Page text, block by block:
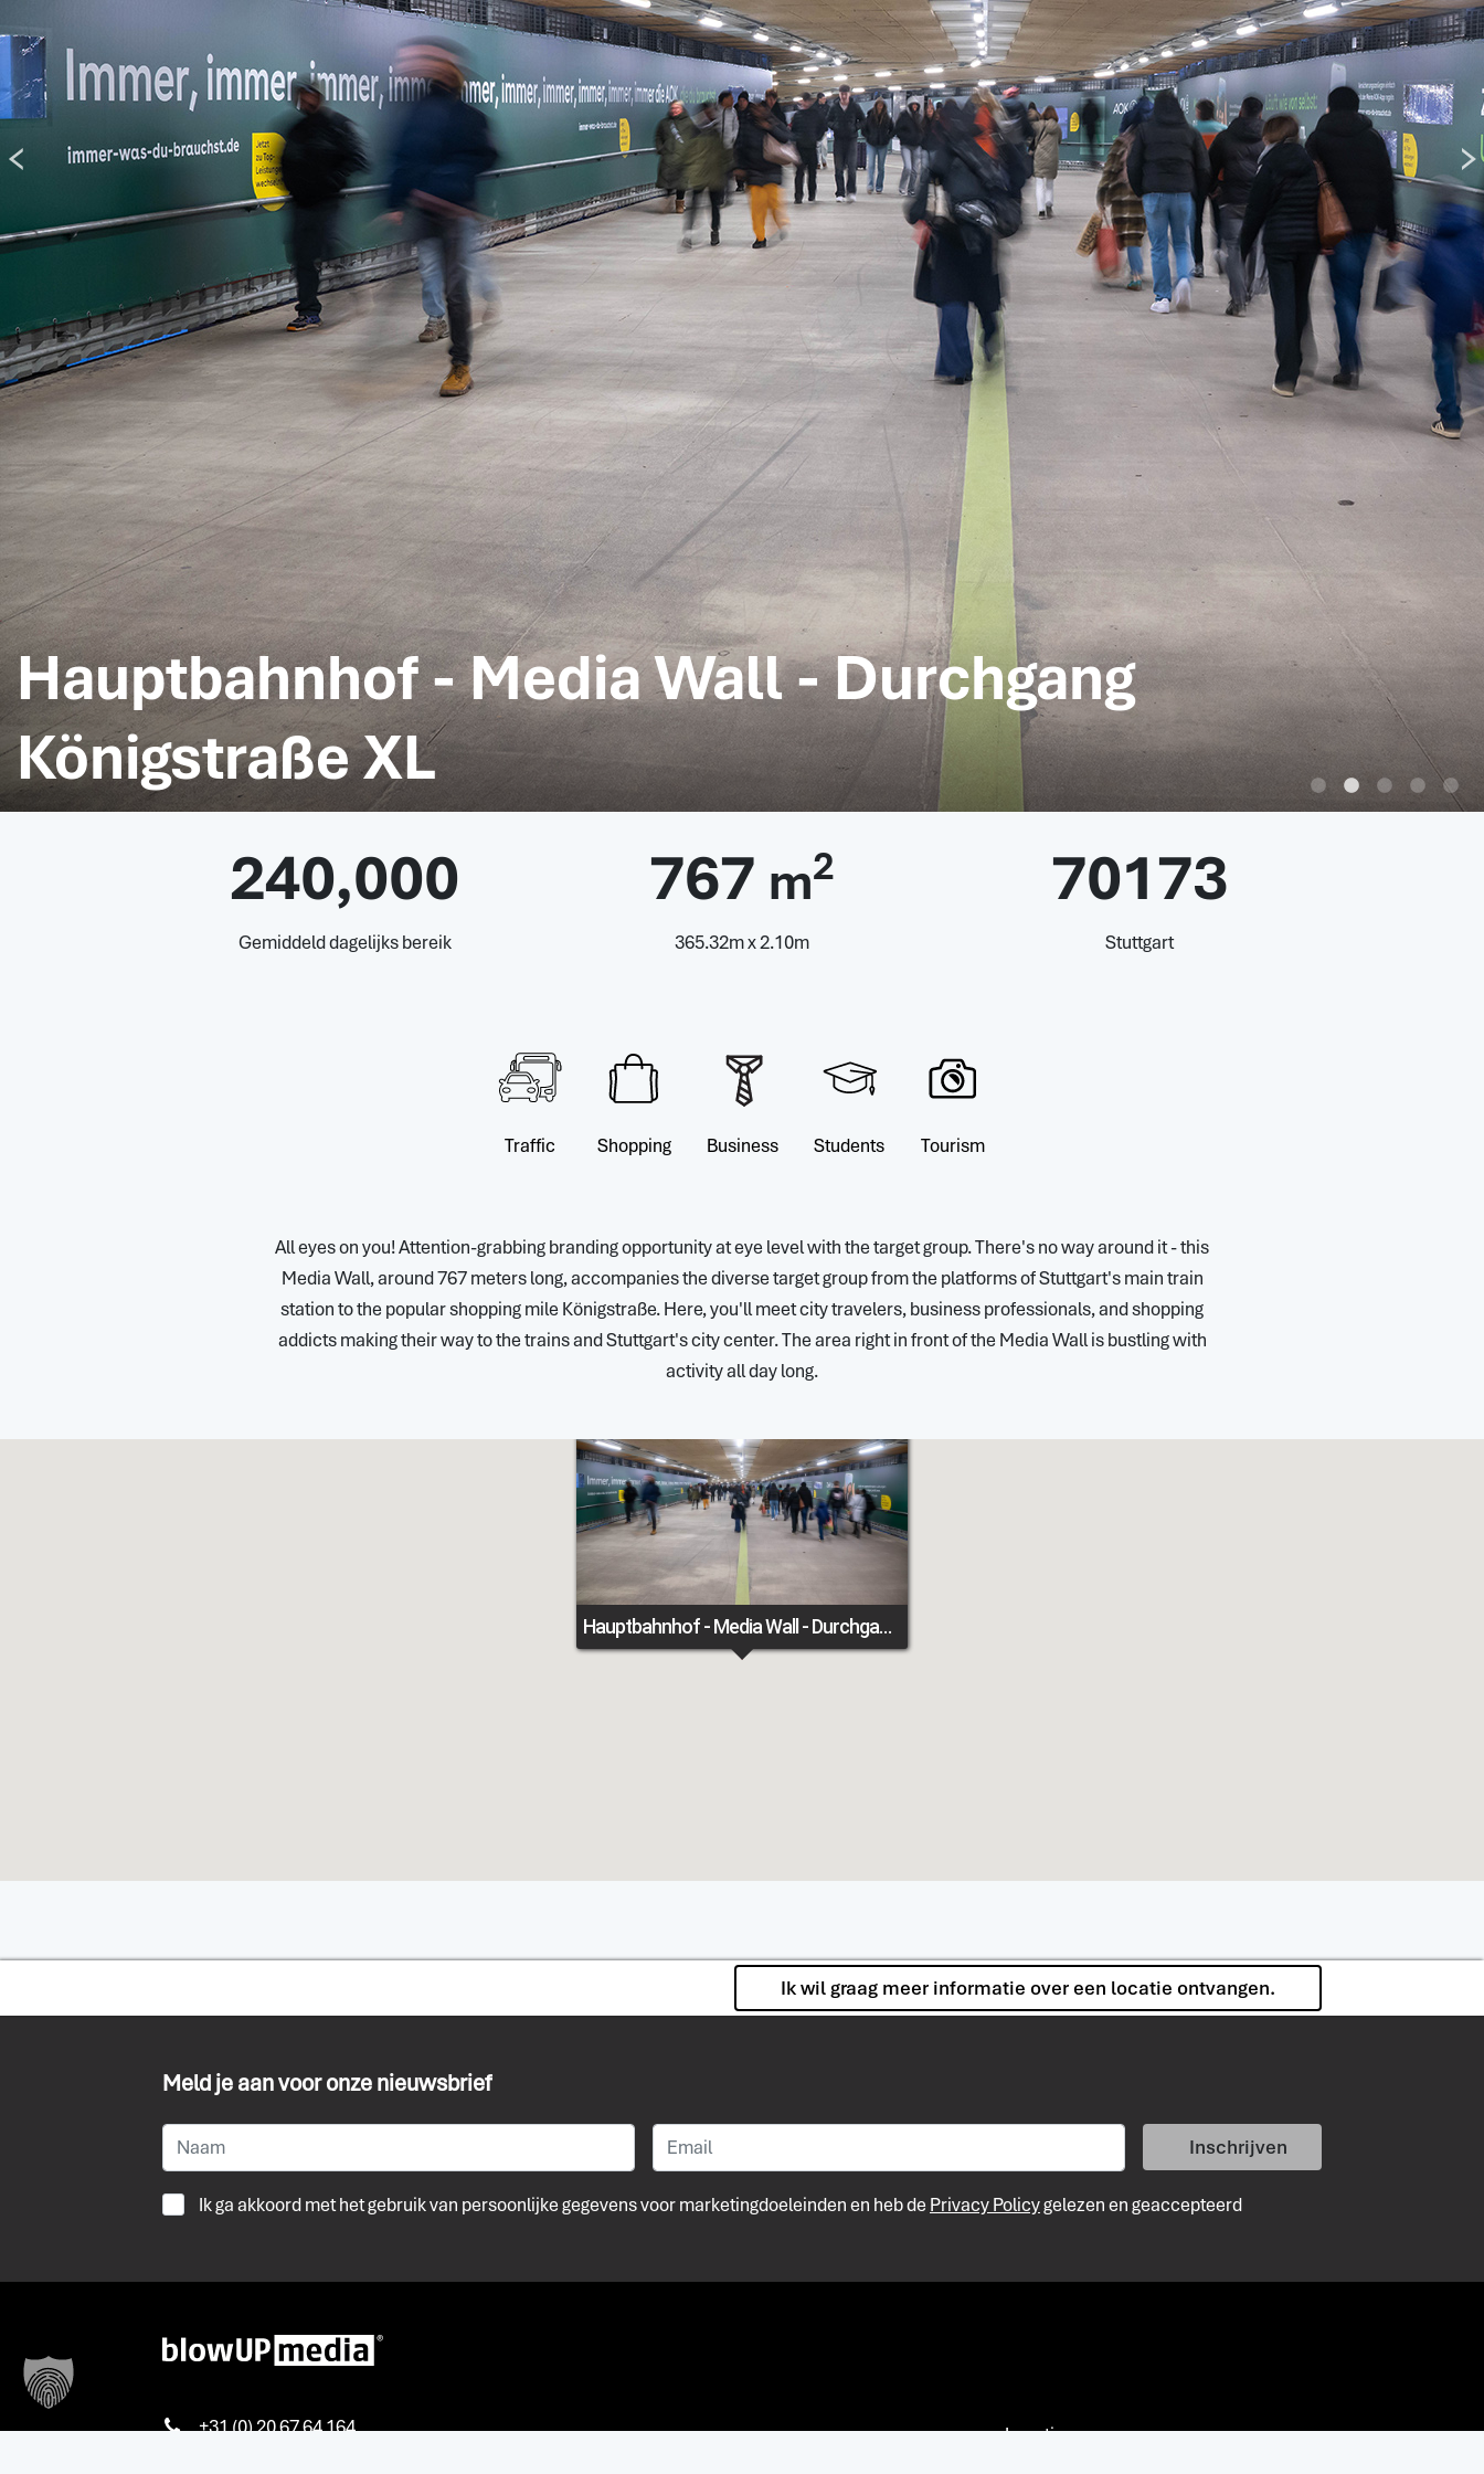
Hauptbahnhof - Media Wall - Durchgang
Königstraße XL
240,000
Gemiddeld dagelijks bereik
767 m2
365.32m x 2.10m
70173
Stuttgart
Traffic Shopping Business Students Tourism
All eyes on you! Attention-grabbing branding opportunity at eye level with the target group. There's no way around it - this
Media Wall, around 767 meters long, accompanies the diverse target group from the platforms of Stuttgart's main train
station to the popular shopping mile Königstraße. Here, you'll meet city travelers, business professionals, and shopping
addicts making their way to the trains and Stuttgart's city center. The area right in front of the Media Wall is bustling with
activity all day long.
Hauptbahnhof - Media Wall - Durchgang Königstraße XL
Ik wil graag meer informatie over een locatie ontvangen.
Meld je aan voor onze nieuwsbrief
Ik ga akkoord met het gebruik van persoonlijke gegevens voor marketingdoeleinden en heb de Privacy Policygelezen en geaccepteerd
Inschrijven
+31 (0) 20 67 64 164
Locaties